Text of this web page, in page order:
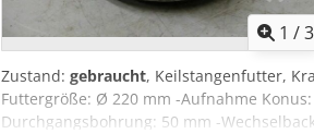
1 /3
Zustand: gebraucht, Keilstangenfutter,
Futtergröße: Ø 220 mm -Aufnahme
Durchgangsbohrung: 50 mm -